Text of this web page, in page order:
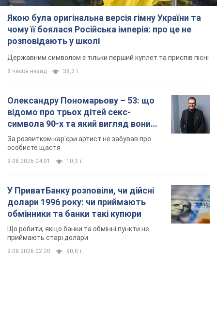
Якою була оригінальна версія гімну України та
чому її боялася Російська імперія: про це не
розповідають у школі
Державним символом є тільки перший куплет та приспів пісні
8 часов назад 38,3 т.
Олександру Пономарьову – 53: що
відомо про трьох дітей секс-
символа 90-х та який вигляд вони
мають
За розвитком кар'єри артист не забував про
особисте щастя
9.08.2026 04:01 10,3 т.
У ПриватБанку розповіли, чи дійсні
долари 1996 року: чи приймають
обмінники та банки такі купюри
Що робити, якщо банки та обмінні пункти не
приймають старі долари
9.08.2026 02:20 90,0 т.